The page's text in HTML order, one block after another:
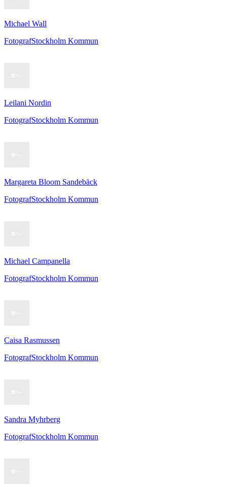
Michael Wall
FotografStockholm Kommun
Leilani Nordin
FotografStockholm Kommun
Margareta Bloom Sandebäck
FotografStockholm Kommun
Michael Campanella
FotografStockholm Kommun
Caisa Rasmussen
FotografStockholm Kommun
Sandra Myhrberg
FotografStockholm Kommun